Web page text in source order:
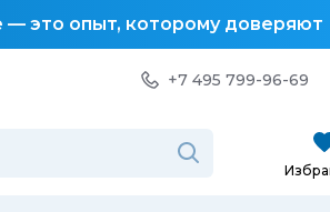
— это опыт, которому доверяют
+7 495 799-96-69